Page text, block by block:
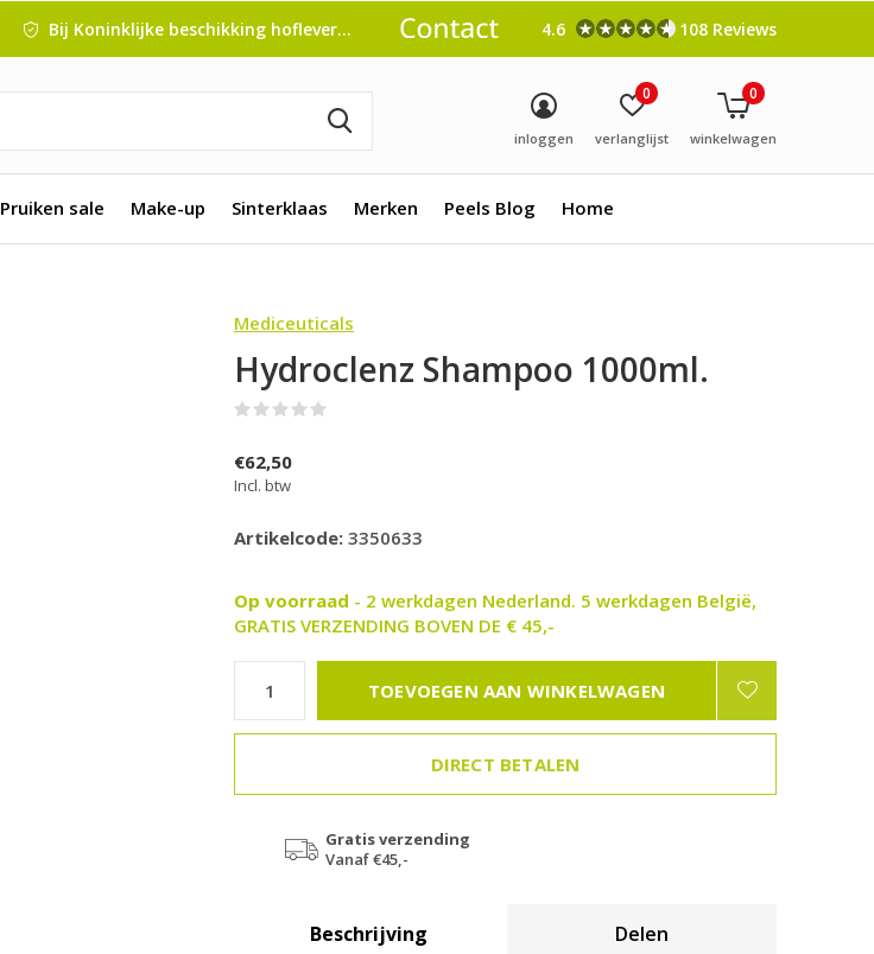
Pruiken sale Make-up Sinterklaas Merken Peels Blog Home
inloggen verlanglijst
0
winkelwagen
0
Bij Koninklijke beschikking hofleverancier 4.6 108 Reviews
Mediceuticals
Hydroclenz Shampoo 1000ml.
€62,50
Incl. btw
Artikelcode: 3350633
Op voorraad - 2 werkdagen Nederland. 5 werkdagen België,
GRATIS VERZENDING BOVEN DE € 45,-
TOEVOEGEN AAN WINKELWAGEN
DIRECT BETALEN
Gratis verzending
Vanaf €45,-
Beschrijving Delen